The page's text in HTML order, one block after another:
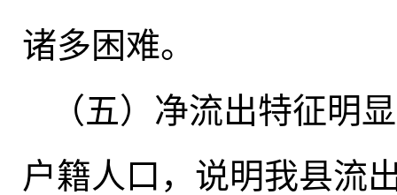
诸多困难。
（五）净流出特征明显
户籍人口 ， 说明我县流